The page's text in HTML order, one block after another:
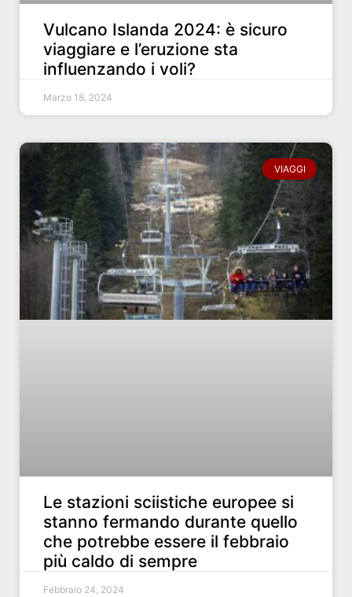
Vulcano Islanda 2024: è sicuro
viaggiare e l’eruzione sta
influenzando i voli?
Marzo 18, 2024
VIAGGI
Le stazioni sciistiche europee si
stanno fermando durante quello
che potrebbe essere il febbraio
più caldo di sempre
Febbraio 24, 2024